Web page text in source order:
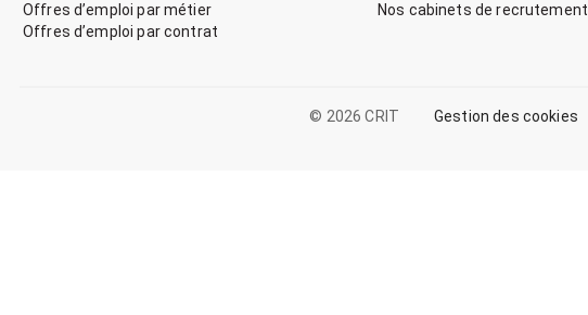
Offres d’emploi par métier
Offres d’emploi par contrat
Nos cabinets de recrutement
© 2026 CRIT Gestion des cookies